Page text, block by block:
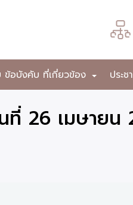
+
ข้อบังคับ ที่เกี่ยวข้อง ประ
26 เมษายน